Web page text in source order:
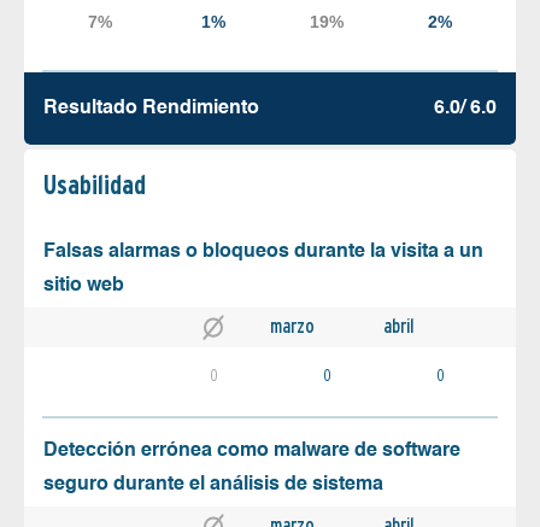
Resultado Rendimiento 6.0/ 6.0
Usabilidad
Falsas alarmas o bloqueos durante la visita a un
sitio web
marzo abril
0 0 0
Detección errónea como malware de software
seguro durante el análisis de sistema